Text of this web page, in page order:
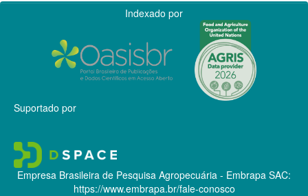
Indexado por
Suportado por
Empresa Brasileira de Pesquisa Agropecuária - Embrapa SAC:
https://www.embrapa.br/fale-conosco